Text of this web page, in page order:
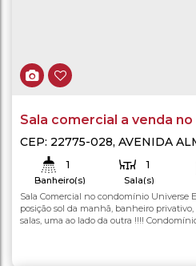
Sala comercial a venda
CEP: 22775-028, AVENIDA
BIERRENBACH
Rio de Janeiro
Brasil
1
Banheiro(s)
1
Sala(s)
Terreno:15930.10m²
Sala Comercial no condomínio Universe Empresarial.
posição sol da manhã, banheiro privativo, primeira locação. Temos duas
salas, uma ao lado da outra !!!! Condomínio com auditório, salas de reuniões,
Localização privilegiada próximo ao